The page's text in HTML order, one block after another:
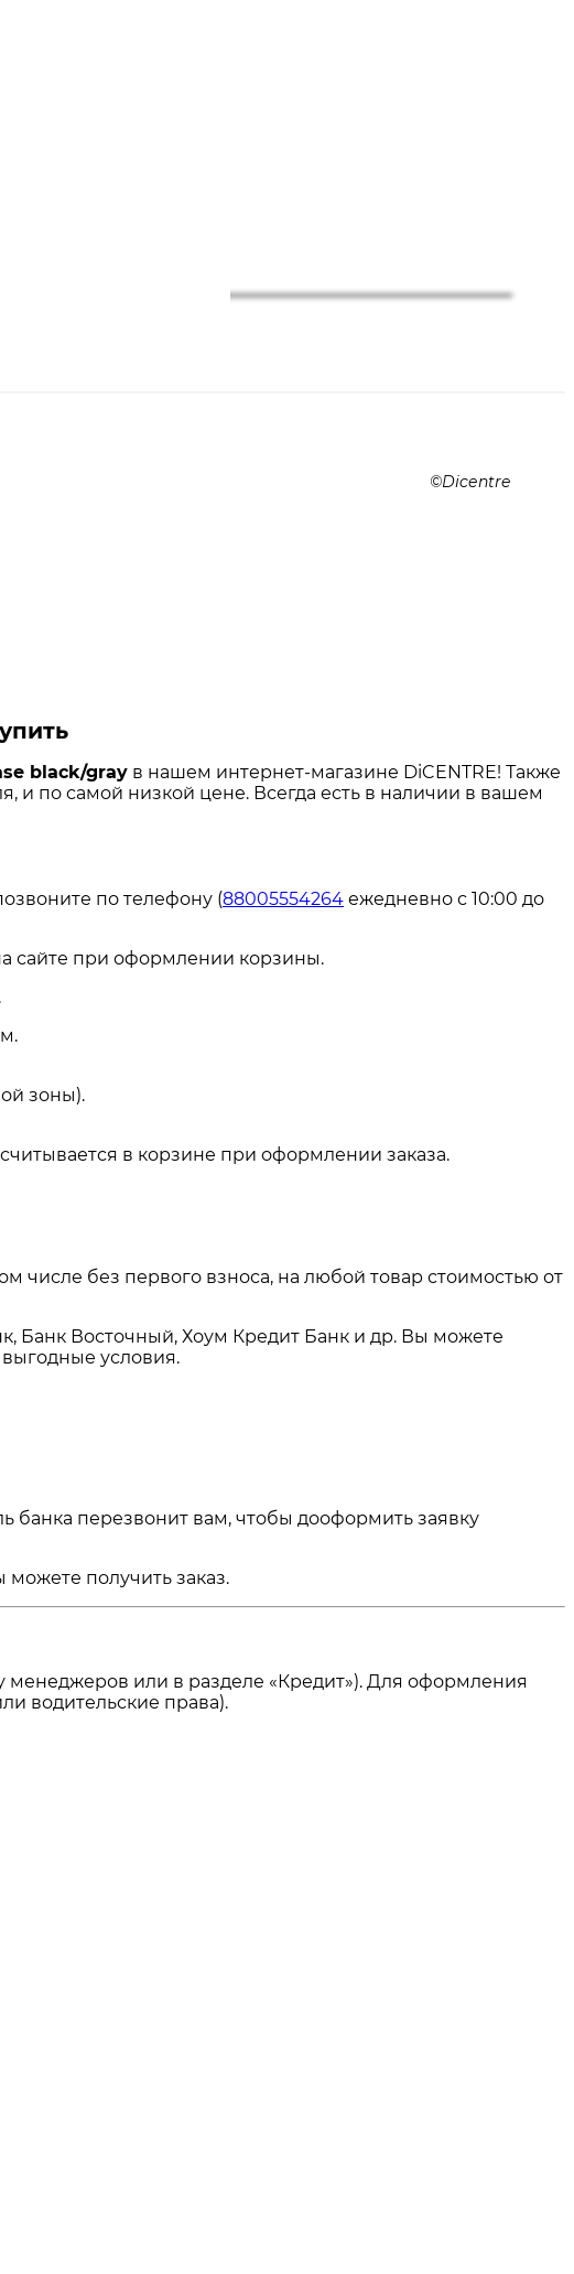
Dicentre
black/gray в нашем интернет-магазине DiCENTRE! Также
и по самой низкой цене. Всегда есть в наличии в вашем
по телефону (88005554264 ежедневно с 10:00 до
сайте при оформлении корзины.
зоны).
в корзине при оформлении заказа.
числе без первого взноса, на любой товар стоимостью от
Банк Восточный, Хоум Кредит Банк и др. Вы можете
условия.
банка перезвонит вам, чтобы дооформить заявку
получить заказ.
менеджеров или в разделе «Кредит»). Для оформления
водительские права).